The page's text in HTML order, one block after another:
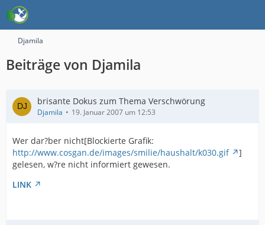
Djamila
Beiträge von Djamila
brisante Dokus zum Thema Verschwörung
Djamila 19. Januar 2007 um 12:53
Wer dar?ber nicht[Blockierte Grafik:
http://www.cosgan.de/images/smilie/haushalt/k030.gif
]
gelesen, w?re nicht informiert gewesen.
LINK